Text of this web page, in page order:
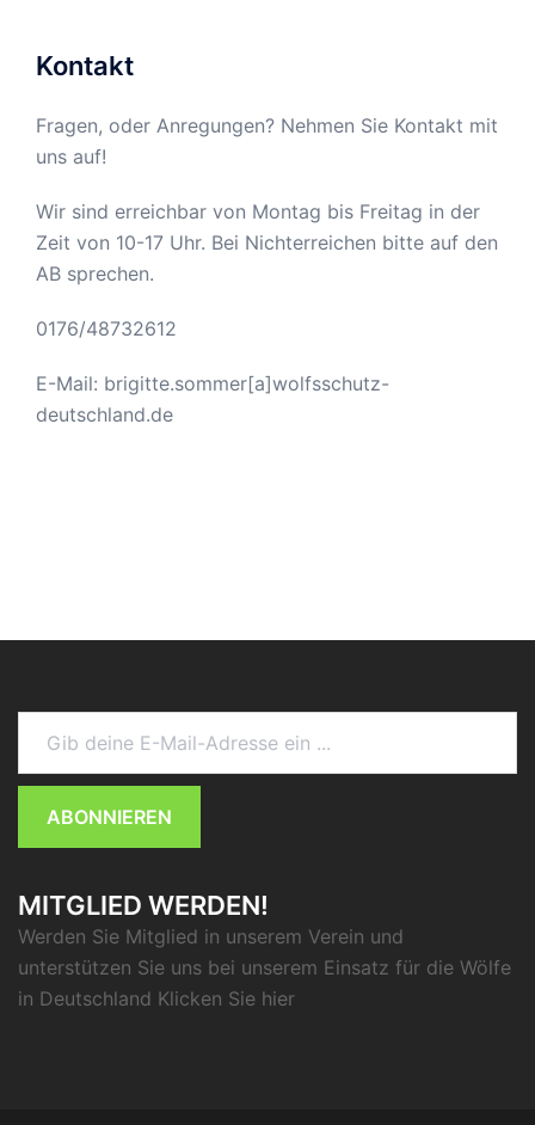
Kontakt
Fragen, oder Anregungen? Nehmen Sie Kontakt mit
uns auf!
Wir sind erreichbar von Montag bis Freitag in der
Zeit von 10-17 Uhr. Bei Nichterreichen bitte auf den
AB sprechen.
0176/48732612
E-Mail: brigitte.sommer[a]wolfsschutz-
deutschland.de
Gib deine E-Mail-Adresse ein ...
ABONNIEREN
MITGLIED WERDEN!
Werden Sie Mitglied in unserem Verein und
unterstützen Sie uns bei unserem Einsatz für die Wölfe
in Deutschland Klicken Sie hier